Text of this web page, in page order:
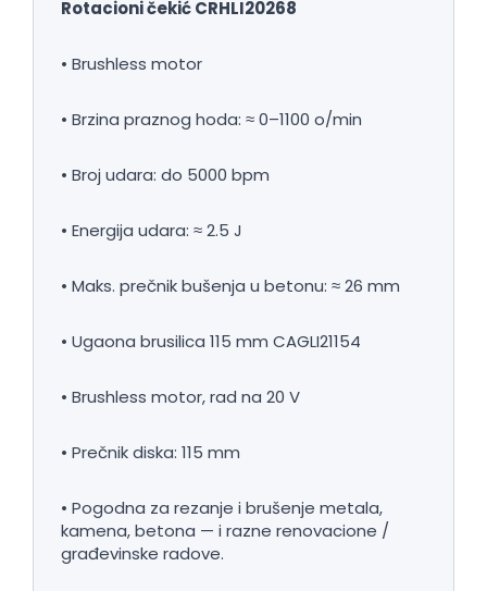
Rotacioni čekić CRHLI20268
• Brushless motor
• Brzina praznog hoda: ≈ 0–1100 o/min
• Broj udara: do 5000 bpm
• Energija udara: ≈ 2.5 J
• Maks. prečnik bušenja u betonu: ≈ 26 mm
• Ugaona brusilica 115 mm CAGLI21154
• Brushless motor, rad na 20 V
• Prečnik diska: 115 mm
• Pogodna za rezanje i brušenje metala,
kamena, betona — i razne renovacione /
građevinske radove.